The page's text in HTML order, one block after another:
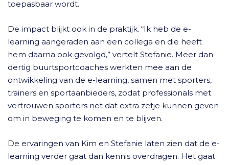
toepasbaar wordt.
De impact blijkt ook in de praktijk. “Ik heb de e-
learning aangeraden aan een collega en die heeft
hem daarna ook gevolgd,” vertelt Stefanie. Meer dan
dertig buurtsportcoaches werkten mee aan de
ontwikkeling van de e-learning, samen met sporters,
trainers en sportaanbieders, zodat professionals met
vertrouwen sporters net dat extra zetje kunnen geven
om in beweging te komen en te blijven.
De ervaringen van Kim en Stefanie laten zien dat de e-
learning verder gaat dan kennis overdragen. Het gaat